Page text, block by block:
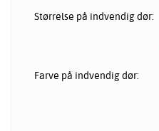
Størrelse på indvendig dør:
Farve på indvendig dør: